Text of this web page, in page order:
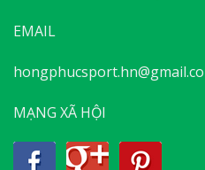
EMAIL
MẠNG XÃ HỘI